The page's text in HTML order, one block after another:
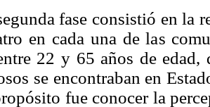
fase consistió en la
en cada una de las
22 y 65 años de edad,
se encontraban en
fue conocer la